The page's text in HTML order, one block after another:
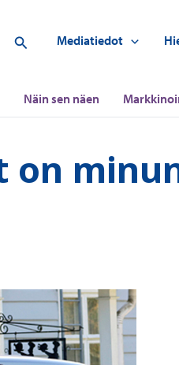
Hae Mediatiedot
Näin sen näen
on